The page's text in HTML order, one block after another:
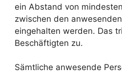
ein Abstand von
zwischen den
eingehalten werden. Das
Beschäftigten zu.
Sämtliche anwesende